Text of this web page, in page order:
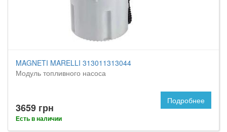
MAGNETI MARELLI 313011313044
Модуль топливного насоса
3659 грн
Есть в наличии
Подробнее